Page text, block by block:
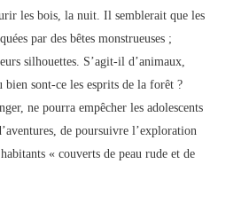
les bois, la nuit. Il semblerait que les
par des bêtes monstrueuses ;
silhouettes. S’agit-il d’animaux,
bien sont-ce les esprits de la forêt ?
ne pourra empêcher les adolescents
de poursuivre l’exploration
« couverts de peau rude et de